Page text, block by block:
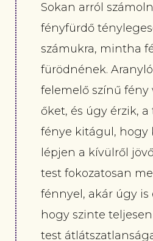
Sokan arról
fényfürdő
számukra, mintha
fürödnének.
felemelő színű fény
őket, és úgy érzik,
fénye kitágul, hogy
lépjen a kívülről
test fokozatosan
fénnyel, akár úgy is
hogy szinte
test